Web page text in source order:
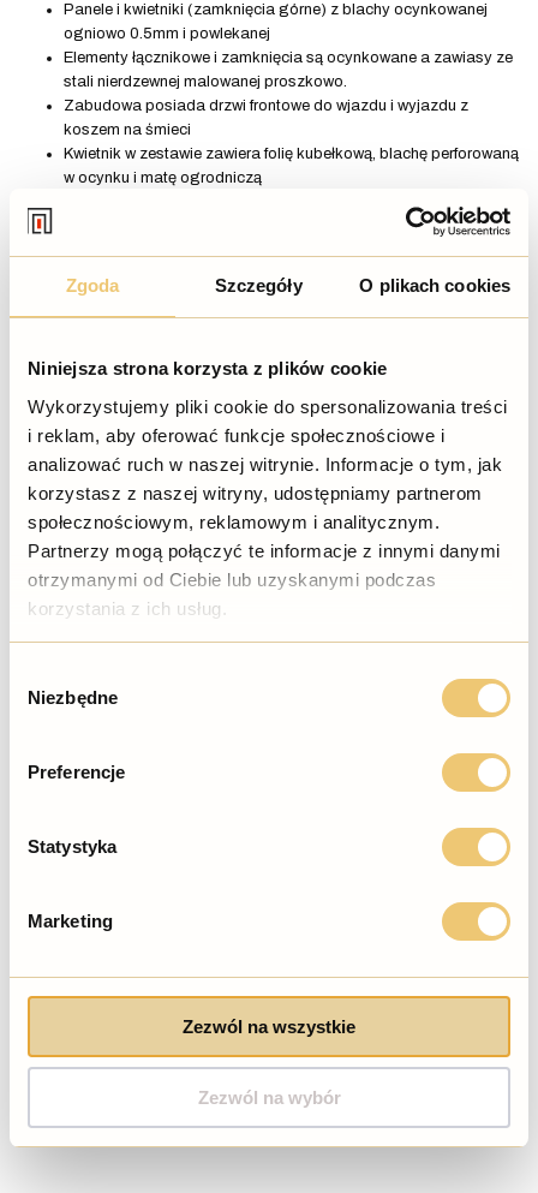
Zgoda Szczegóły O plikach cookies
Niniejsza strona korzysta z plików cookie
Wykorzystujemy pliki cookie do spersonalizowania treści
i reklam, aby oferować funkcje społecznościowe i
analizować ruch w naszej witrynie. Informacje o tym, jak
korzystasz z naszej witryny, udostępniamy partnerom
społecznościowym, reklamowym i analitycznym.
Partnerzy mogą połączyć te informacje z innymi danymi
otrzymanymi od Ciebie lub uzyskanymi podczas
korzystania z ich usług.
zgody
Niezbędne
Preferencje
Statystyka
Marketing
Zezwól na wszystkie
Zezwól na wybór
Panele i kwietniki (zamknięcia górne) z blachy ocynkowanej
ogniowo 0.5mm i powlekanej
Elementy łącznikowe i zamknięcia są ocynkowane a zawiasy ze
stali nierdzewnej malowanej proszkowo.
Zabudowa posiada drzwi frontowe do wjazdu i wyjazdu z
koszem na śmieci
Kwietnik w zestawie zawiera folię kubełkową, blachę perforowaną
w ocynku i matę ogrodniczą
W zestawie znajduje się specjalny drut ułatwiający wyrzucanie
śmieci bez wyciągania kosza z zabudowy
W dolnych listwach przewidziano otwory ułatwiające kotwienie
Kwietnik o głębokości 10 cm pozwala na zasadzenie
Zalety:
Nowoczesny, estetyczny wygląd zabudowy na kosze
śmietnikowe.
Trwała i mocna konstrukcja, lekka i bardzo łatwa w montażu
oraz rozbudowie.
Blachy odporne na zmienne warunki atmosferyczne, trwałe i nie
wymagające konserwacji
Wszystkie użyte do produkcji materiały nadają się do
ponownego wykorzystania.
Wysyłane w paczkach o wadze do 33 kg.
montażem. Należy przygotować wylewkę betonową lub kostkę, ale
trzeba pamiętać, że podłoże pod montaż musi być wypoziomowane.
powierzchni zabudowy o min.10cm. Po zamontowaniu zabudowy,
należy zakotwiczyć zabudowę zakupując kotwy 8-10cm.Jedna
sekcja/moduł ma przygotowane 4 miejsca/otwory pod kotwiczenie + 2